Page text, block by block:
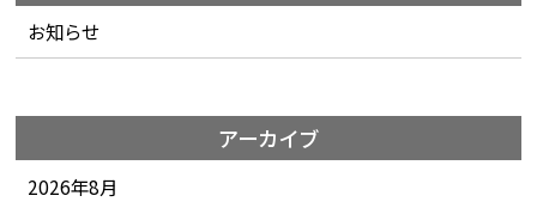
お知らせ
アーカイブ
2026年8月